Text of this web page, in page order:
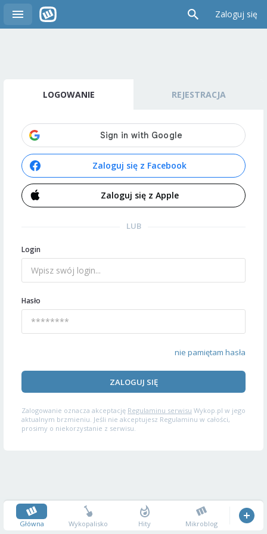
Zaloguj się
LOGOWANIE REJESTRACJA
Zaloguj się z Facebook
Zaloguj się z Apple
LUB
Login
Hasło
nie pamiętam hasła
ZALOGUJ SIĘ
Zalogowanie oznacza akceptację Regulaminu serwisu Wykop.pl w jego
aktualnym brzmieniu. Jeśli nie akceptujesz Regulaminu w całości,
prosimy o niekorzystanie z serwisu.
Główna Wykopalisko Hity Mikroblog